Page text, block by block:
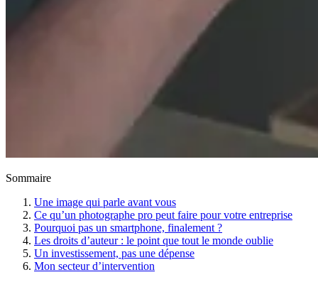
Sommaire
Une image qui parle avant vous
Ce qu’un photographe pro peut faire pour votre entreprise
Pourquoi pas un smartphone, finalement ?
Les droits d’auteur : le point que tout le monde oublie
Un investissement, pas une dépense
Mon secteur d’intervention